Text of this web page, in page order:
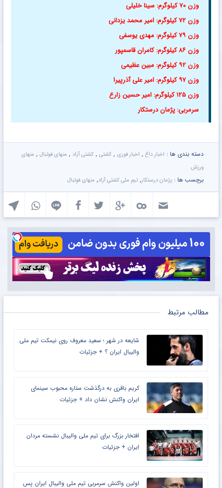
وزن ۷۰ کیلوگرم: سینا خلیلى
وزن ۷۲ کیلوگرم: امیر محمد یزدانى
وزن ۷۹ کیلوگرم: مهدى یوسفى
وزن ۸۶ کیلوگرم: کامران قاسمپور
وزن ۹۲ کیلوگرم: مبین عظیمى
وزن ۹۷ کیلوگرم: امیر على آذرپیرا
وزن ۱۲۵ کیلوگرم: امیر حسین زارع
سرمربی: پژمان درستکار
دسته بندی ها : اخبار داغ , اخبار فوری , کشتی , کشتی آزاد , منهای فوتبال , منهای
ورزش
برچسب ها : پژمان درستکار, تیم ملی کشتی آزاد, منهای فوتبال
مطالب مرتبط
شایعه در شهر ؛ سعید معروف روی نیمکت تیم ملی
والیبال ایران ؟ + جزئیات
کریم باقری به درگذشت ستاره محبوب سینمای
ایران واکنش نشان داد + جزئیات
افتخار بزرگ برای تیم ملی والیبال نشسته مردان
ایران + جزئیات
اولین واکنش سرمربی تیم ملی والیبال ایران پس